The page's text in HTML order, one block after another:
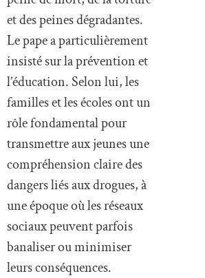
et des peines dégradantes.
Le pape a particulièrement
insisté sur la prévention et
l’éducation. Selon lui, les
familles et les écoles ont un
rôle fondamental pour
transmettre aux jeunes une
compréhension claire des
dangers liés aux drogues, à
une époque où les réseaux
sociaux peuvent parfois
banaliser ou minimiser
leurs conséquences.